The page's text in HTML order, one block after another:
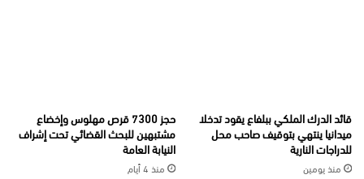
قائد الدرك الملكي ببلفاع يقود تدخلا
ميدانيا ينتهي بتوقيف صاحب محل
للدراجات النارية
منذ يومين
حجز 7300 قرص مهلوس وإخضاع
مشتبهين للبحث القضائي تحت إشراف
النيابة العامة
منذ 4 أيام